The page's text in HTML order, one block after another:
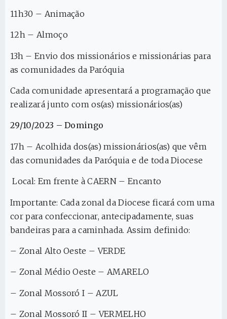
11h30 – Animação
12h – Almoço
13h – Envio dos missionários e missionárias para
as comunidades da Paróquia
Cada comunidade apresentará a programação que
realizará junto com os(as) missionários(as)
29/10/2023 – Domingo
17h – Acolhida dos(as) missionários(as) que vêm
das comunidades da Paróquia e de toda Diocese
Local: Em frente à CAERN – Encanto
Importante: Cada zonal da Diocese ficará com uma
cor para confeccionar, antecipadamente, suas
bandeiras para a caminhada. Assim definido:
– Zonal Alto Oeste – VERDE
– Zonal Médio Oeste – AMARELO
– Zonal Mossoró I – AZUL
– Zonal Mossoró II – VERMELHO